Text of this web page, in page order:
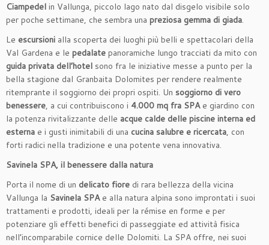
Ciampedel in Vallunga, piccolo lago nato dal disgelo visibile solo
per poche settimane, che sembra una preziosa gemma di giada.
Le escursioni alla scoperta dei luoghi più belli e spettacolari della
Val Gardena e le pedalate panoramiche lungo tracciati da mito con
guida privata dell’hotel sono fra le iniziative messe a punto per la
bella stagione dal Granbaita Dolomites per rendere realmente
ritemprante il soggiorno dei propri ospiti. Un soggiorno di vero
benessere, a cui contribuiscono i 4.000 mq fra SPAe giardino con
la potenza rivitalizzante delle acque calde delle piscine interna ed
esterna e i gusti inimitabili di una cucina salubre e ricercata, con
forti radici nella tradizione e una potente vena innovativa.
Savinela SPA, il benessere dalla natura
Porta il nome di un delicato fiore di rara bellezza della vicina
Vallunga la Savinela SPAe alla natura alpina sono improntati i suoi
trattamenti e prodotti, ideali per la rémise en forme e per
potenziare gli effetti benefici di passeggiate ed attività fisica
nell’incomparabile cornice delle Dolomiti. La SPA offre, nei suoi